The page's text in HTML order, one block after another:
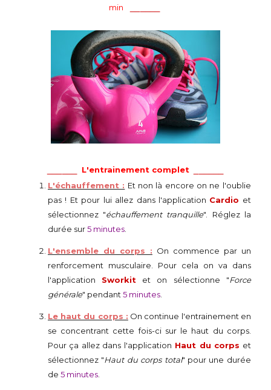
min
L'entrainement complet
L'échauffement : Et non là encore on ne l'oublie
pas ! Et pour lui allez dans l'application Cardio et
sélectionnez "échauffement tranquille". Réglez la
durée sur5 minutes
L'ensemble du corps : On commence par un
renforcement musculaire. Pour cela on va dans
l'application Sworkit et on sélectionne "Force
générale" pendant 5 minutes
Le haut du corps : On continue l'entrainement en
se concentrant cette fois-ci sur le haut du corps.
Pour ça allez dans l'application Haut du corps et
sélectionnez "Haut du corps total" pour une durée
de 5 minutes